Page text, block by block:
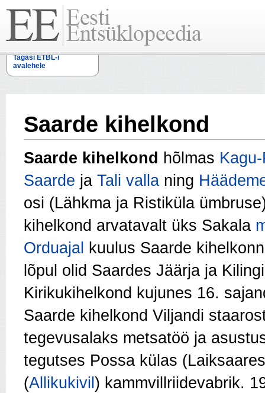
Tagasi ETBL-i
avalehele
Saarde kihelkond
Saarde kihelkond hõlmas
Saarde ja Tali valla ning
osi (Lähkma ja Ristiküla
kihelkond arvatavalt üks Sakala
Orduajal kuulus Saarde
lõpul olid Saardes Jäärja ja
Kirikukihelkond kujunes 16.
Saarde kihelkond Viljandi
tegevusalaks metsatöö ja
tegutses Possa külas
(Allikukivil ) kammvillriidevabrik.